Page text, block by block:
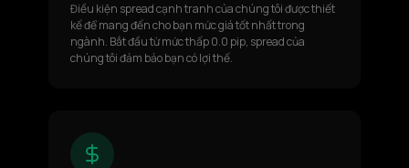
Điều kiện spread cạnh tranh của chúng tôi được thiết
kế để mang đến cho bạn mức giá tốt nhất trong
ngành. Bắt đầu từ mức thấp 0.0 pip, spread của
chúng tôi đảm bảo bạn có lợi thế.